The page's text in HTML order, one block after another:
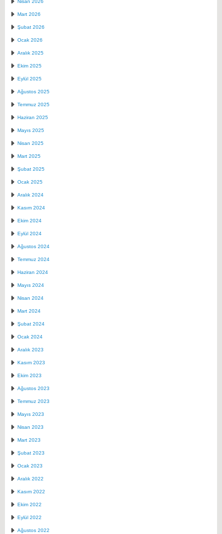
Nisan 2026
Mart 2026
Şubat 2026
Ocak 2026
Aralık 2025
Ekim 2025
Eylül 2025
Ağustos 2025
Temmuz 2025
Haziran 2025
Mayıs 2025
Nisan 2025
Mart 2025
Şubat 2025
Ocak 2025
Aralık 2024
Kasım 2024
Ekim 2024
Eylül 2024
Ağustos 2024
Temmuz 2024
Haziran 2024
Mayıs 2024
Nisan 2024
Mart 2024
Şubat 2024
Ocak 2024
Aralık 2023
Kasım 2023
Ekim 2023
Ağustos 2023
Temmuz 2023
Mayıs 2023
Nisan 2023
Mart 2023
Şubat 2023
Ocak 2023
Aralık 2022
Kasım 2022
Ekim 2022
Eylül 2022
Ağustos 2022